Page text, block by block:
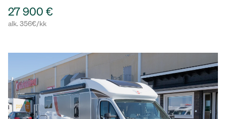
27 900 €
alk. 356€/kk